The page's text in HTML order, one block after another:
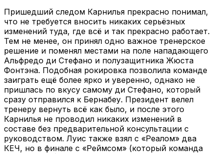
Пришедший следом Карнилья прекрасно понимал,
что не требуется вносить никаких серьёзных
изменений туда, где всё и так прекрасно работает.
Тем не менее, он принял одно важное тренерское
решение и поменял местами на поле нападающего
Альфредо ди Стефано и полузащитника Жюста
Фонтэна. Подобная рокировка позволила команде
заиграть ещё более ярко и уверенно, однако не
пришлась по вкусу самому ди Стефано, который
сразу отправился к Бернабеу. Президент велел
тренеру вернуть всё как было, и после этого
Карнилья не проводил никаких изменений в
составе без предварительной консультации с
руководством. Луис также взял с «Реалом» два
КЕЧ, но в финале с «Реймсом» (который команда